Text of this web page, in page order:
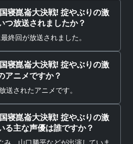
寝崑崙大決戦! 掟やぶりの激
つ放送されましたか？
終回が放送されました。
寝崑崙大決戦! 掟やぶりの激
アニメですか？
送されたアニメです。
寝崑崙大決戦! 掟やぶりの激
る主な声優は誰ですか？